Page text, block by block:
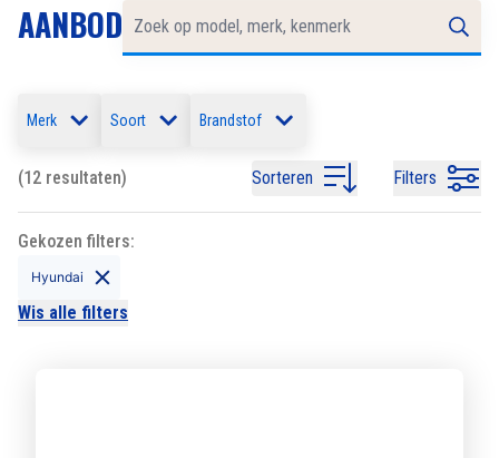
AANBOD
Merk Soort Brandstof
(12 resultaten) Sorteren Filters
Gekozen filters:
Hyundai
Wis alle filters